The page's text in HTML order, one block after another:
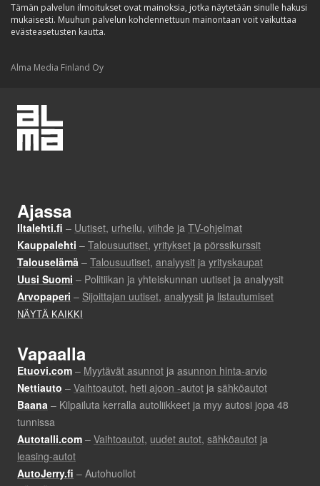
Tämän palvelun ilmoitukset ovat mainoksia, jotka näytetään sinulle hakusi
mukaisesti. Muuhun palvelun kohdennettuun mainontaan voit vaikuttaa
evästeasetusten kautta.
Alma Media Finland Oy